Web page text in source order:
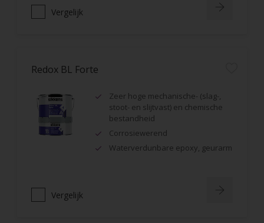
Vergelijk
Redox BL Forte
Zeer hoge mechanische- (slag-,
stoot- en slijtvast) en chemische
bestandheid
Corrosiewerend
Waterverdunbare epoxy, geurarm
Vergelijk